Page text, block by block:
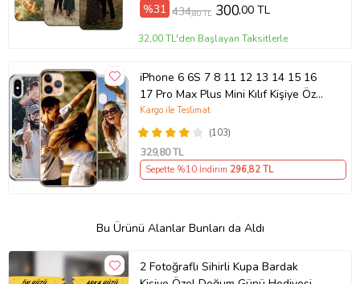
%31 434,80 TL 300,00 TL
32,00 TL'den Başlayan Taksitlerle
iPhone 6 6S 7 8 11 12 13 14 15 16
17 Pro Max Plus Mini Kılıf Kişiye Özel
Resimli Fotoğraflı Silikon
(103)
Kargo ile Teslimat
329,80 TL
Sepette %10 İndirim 296,82 TL
Bu Ürünü Alanlar Bunları da Aldı
2 Fotoğraflı Sihirli Kupa Bardak